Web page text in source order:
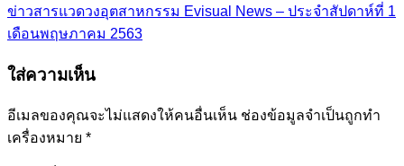
ข่าวสารแวดวงอุตสาหกรรม Evisual News – ประจำสัปดาห์ที่ 1
เดือนพฤษภาคม 2563
ใส่ความเห็น
อีเมลของคุณจะไม่แสดงให้คนอื่นเห็น ช่องข้อมูลจำเป็นถูกทำ
เครื่องหมาย *